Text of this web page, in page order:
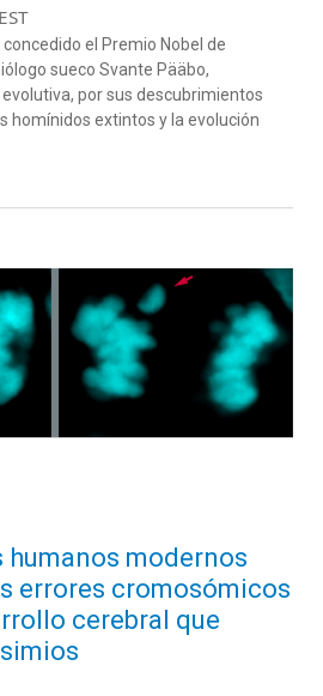
el Premio Nobel de
sueco Svante Pääbo,
por sus descubrimientos
homínidos extintos y la evolución
humanos modernos
errores cromosómicos
cerebral que